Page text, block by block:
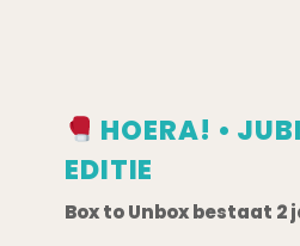
HOERA! •
EDITIE
Box to Unbox bestaat 2